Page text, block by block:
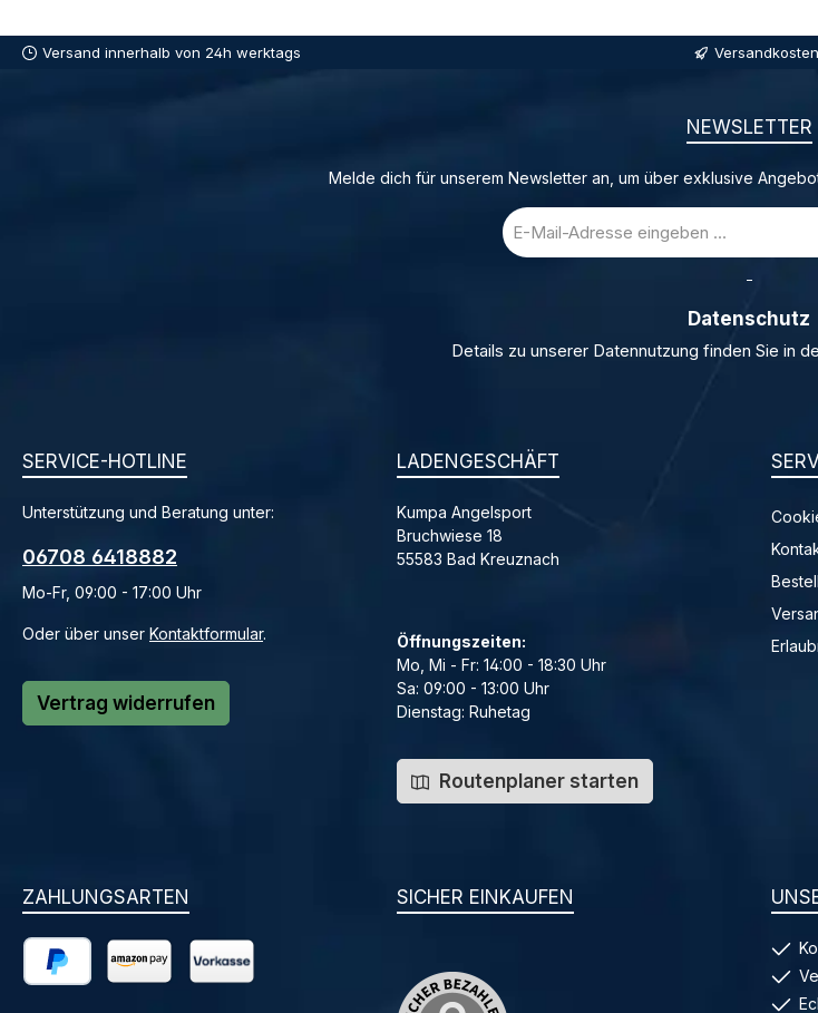
Versand innerhalb von 24h werktags
NEWSLETTER
Melde dich für unserem Newsletter an, um über exklusive
E-
Mail-
Datenschutz
Details zu unserer Datennutzung finden Sie in
SERVICE-HOTLINE
Unterstützung und Beratung unter:
06708 6418882
Mo-Fr, 09:00 - 17:00 Uhr
Oder über unser Kontaktformular.
Vertrag widerrufen
LADENGESCHÄFT
Kumpa Angelsport
Bruchwiese 18
55583 Bad Kreuznach
Öffnungszeiten:
Mo, Mi - Fr: 14:00 - 18:30 Uhr
Sa: 09:00 - 13:00 Uhr
Dienstag: Ruhetag
Routenplaner starten
ZAHLUNGSARTEN SICHER EINKAUFEN